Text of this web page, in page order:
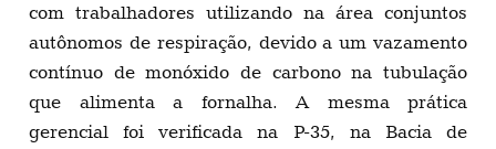
com trabalhadores utilizando na área conjuntos
autônomos de respiração, devido a um vazamento
contínuo de monóxido de carbono na tubulação
que alimenta a fornalha. A mesma prática
gerencial foi verificada na P-35, na Bacia de